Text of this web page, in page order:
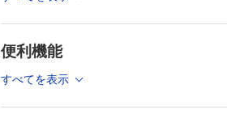
事例 就業
事例 過食でPDらしくない便秘を発症
3 診 断
便利機能
すべてを表示